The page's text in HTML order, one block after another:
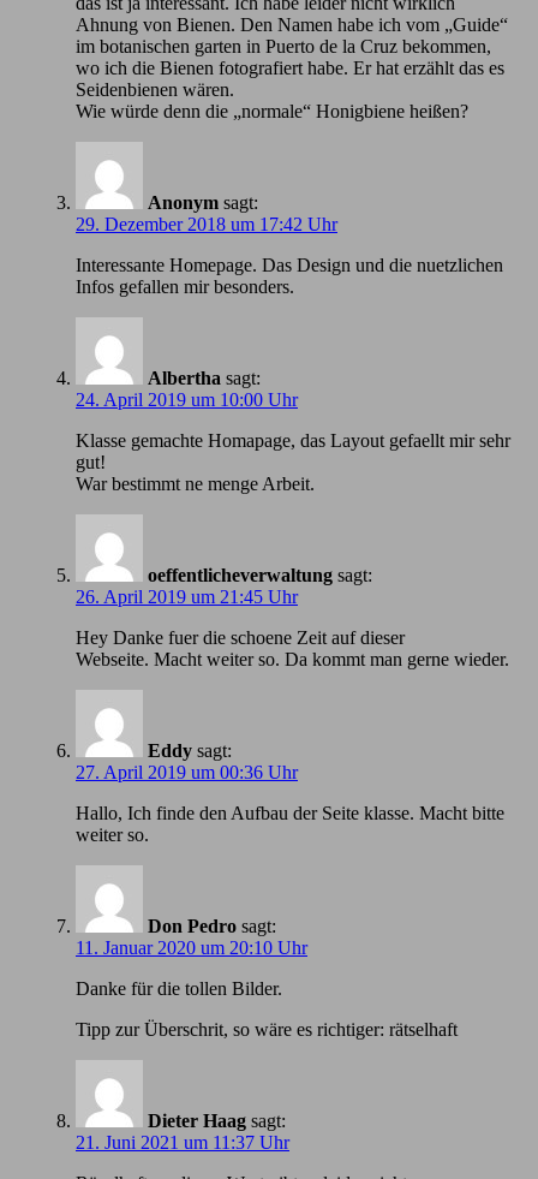
Ahnung von Bienen. Den Namen habe ich vom „Guide“
im botanischen garten in Puerto de la Cruz bekommen,
wo ich die Bienen fotografiert habe. Er hat erzählt das es
Seidenbienen wären.
Wie würde denn die „normale“ Honigbiene heißen?
Anonym sagt:
29. Dezember 2018 um 17:42 Uhr
Іnteressante Homepage. Das Design und die nuetzlichen
Infos gefallen mir besonders.
Albertha sagt:
24. April 2019 um 10:00 Uhr
Klasse gemachte Homapage, das Layout gefaellt mir sehr
gut!
War bestimmt ne menge Arbeit.
oeffentlicheverwaltung sagt:
26. April 2019 um 21:45 Uhr
Hey Danke fuer die schoene Zeit auf dieser
Webseite. Macht weiter so. Da kommt man gerne wieder.
Eddy sagt:
27. April 2019 um 00:36 Uhr
Hallo, Ich finde den Aufbau der Seite klasse. Macht bitte
weiter so.
Don Pedro sagt:
11. Januar 2020 um 20:10 Uhr
Danke für die tollen Bilder.
Tipp zur Überschrit, so wäre es richtiger: rätselhaft
Dieter Haag sagt:
21. Juni 2021 um 11:37 Uhr